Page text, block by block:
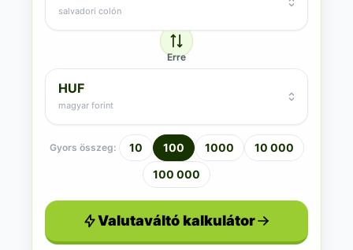
salvadori colón
Erre
HUF
magyar forint
Gyors összeg: 10 100 1000
10 000
100 000
Valutaváltó kalkulátor